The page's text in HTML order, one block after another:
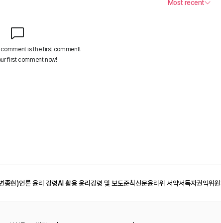
종현)언론 윤리 강령AI 활용 윤리강령 및 보도준칙신문윤리위 서약서독자권익위